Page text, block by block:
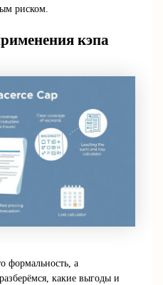
риском.
кэпа
формальность, а
какие выгоды и